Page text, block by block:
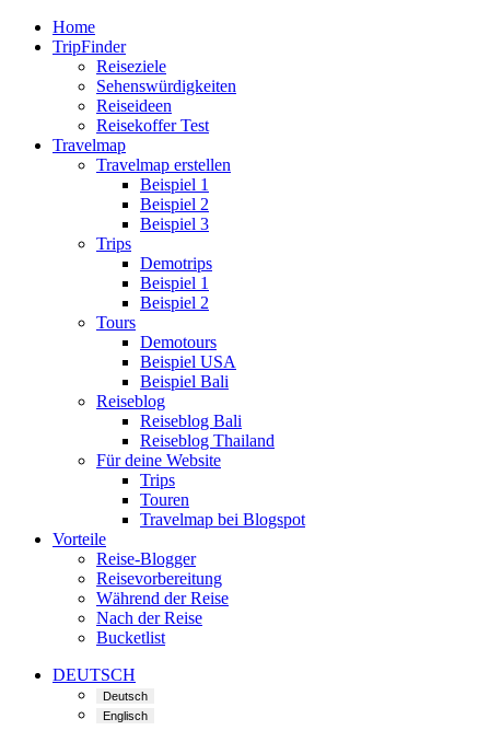
Home
TripFinder
Reiseziele
Sehenswürdigkeiten
Reiseideen
Reisekoffer Test
Travelmap
Travelmap erstellen
Beispiel 1
Beispiel 2
Beispiel 3
Trips
Demotrips
Beispiel 1
Beispiel 2
Tours
Demotours
Beispiel USA
Beispiel Bali
Reiseblog
Reiseblog Bali
Reiseblog Thailand
Für deine Website
Trips
Touren
Travelmap bei Blogspot
Vorteile
Reise-Blogger
Reisevorbereitung
Während der Reise
Nach der Reise
Bucketlist
DEUTSCH